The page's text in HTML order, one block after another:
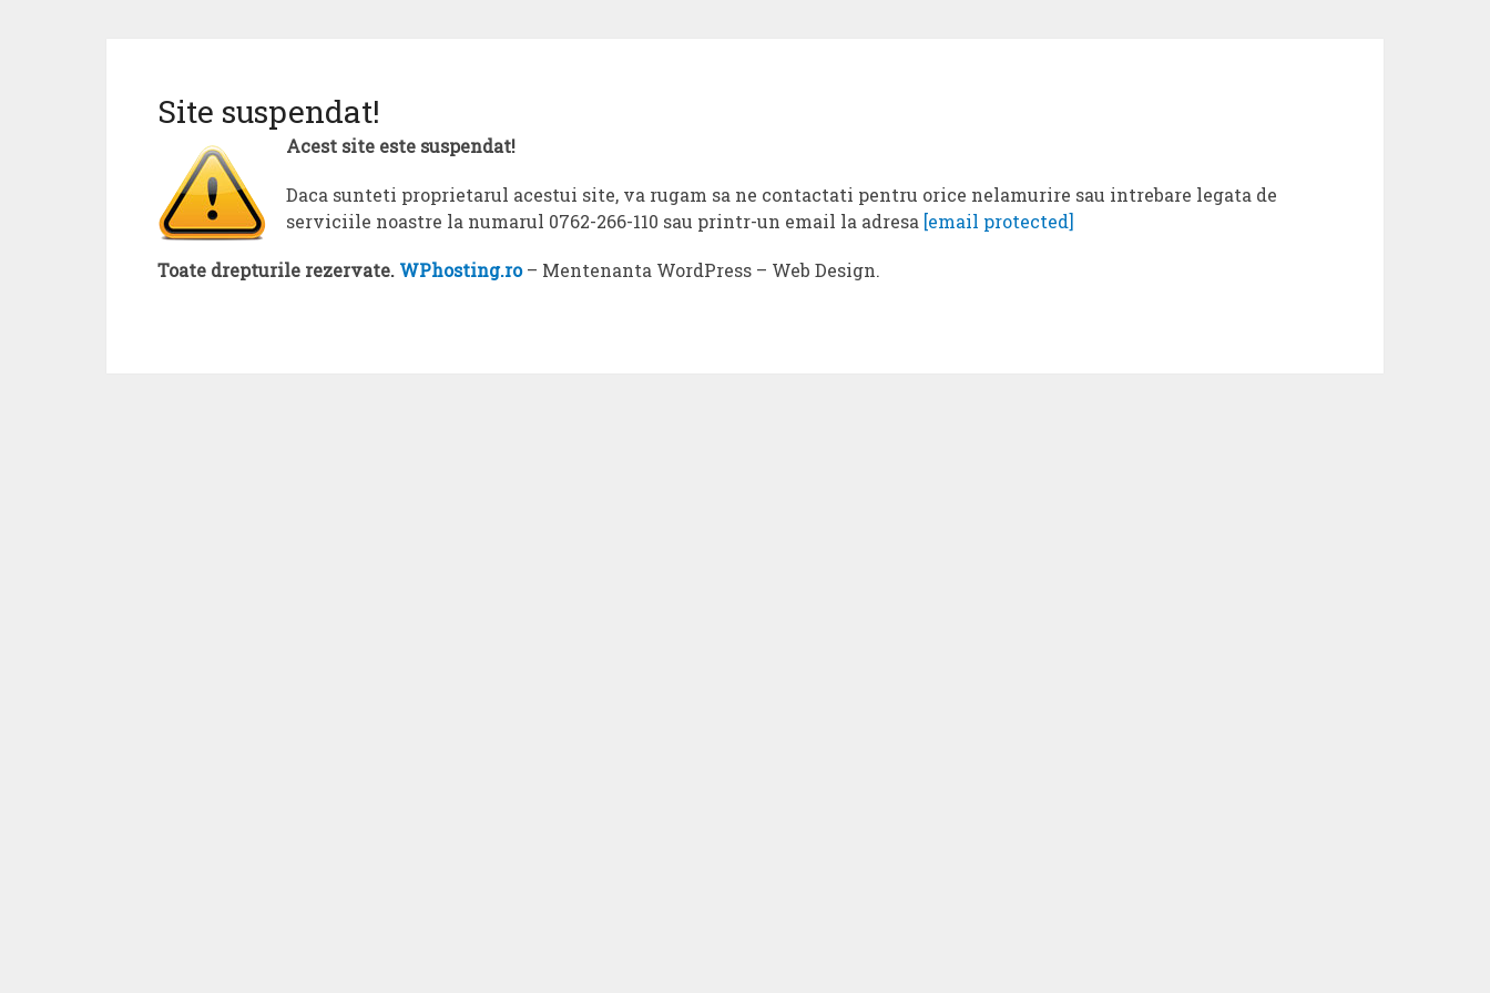
Site suspendat!
Acest site este suspendat!
Daca sunteti proprietarul acestui site, va rugam sa ne contactati pentru orice nelamurire sau intrebare legata de
serviciile noastre la numarul 0762-266-110 sau printr-un email la adresa [email protected]
Toate drepturile rezervate. WPhosting.ro– Mentenanta WordPress – Web Design.